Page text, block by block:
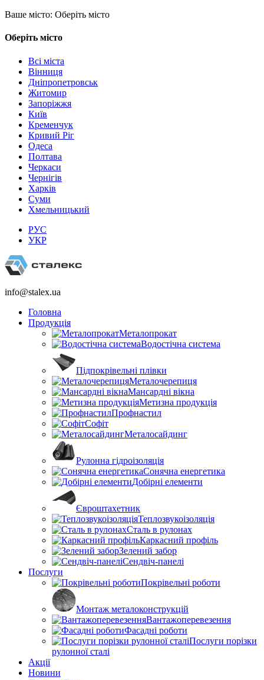
Ваше місто: Оберіть місто
Оберіть місто
Всі міста
Вінниця
Дніпропетровськ
Житомир
Запоріжжя
Київ
Кременчук
Кривий Ріг
Одеса
Полтава
Черкаси
Чернігів
Харків
Суми
Хмельницький
РУС
УКР
info@stalex.ua
Головна
Продукція
Металопрокат
Водостічна система
Підпокрівельні плівки
Металочерепиця
Мансардні вікна
Метизна продукція
Профнастил
Софіт
Металосайдинг
Рулонна гідроізоляція
Сонячна енергетика
Добірні елементи
Євроштахетник
Теплозвукоізоляція
Сталь в рулонах
Каркасний профіль
Зелений забор
Сендвіч-панелі
Послуги
Покрівельні роботи
Монтаж металоконструкцій
Вантажоперевезення
Фасадні роботи
Послуги порізки
рулонної сталі
Акції
Новини